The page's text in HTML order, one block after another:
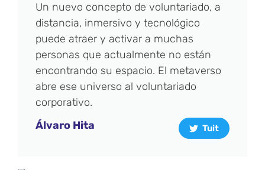
Un nuevo concepto de voluntariado, a
distancia, inmersivo y tecnológico
puede atraer y activar a muchas
personas que actualmente no están
encontrando su espacio. El metaverso
abre ese universo al voluntariado
corporativo.
Álvaro Hita
Tuit